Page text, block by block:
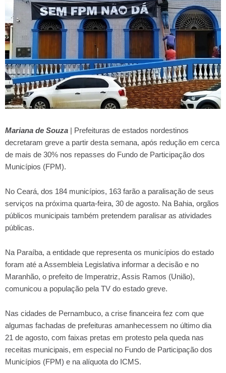
Mariana de Souza | Prefeituras de estados nordestinos
decretaram greve a partir desta semana, após redução em cerca
de mais de 30% nos repasses do Fundo de Participação dos
Municípios (FPM).
No Ceará, dos 184 municípios, 163 farão a paralisação de seus
serviços na próxima quarta-feira, 30 de agosto. Na Bahia, orgãos
públicos municipais também pretendem paralisar as atividades
públicas.
Na Paraíba, a entidade que representa os municípios do estado
foram até a Assembleia Legislativa informar a decisão e no
Maranhão, o prefeito de Imperatriz, Assis Ramos (União),
comunicou a população pela TV do estado greve.
Nas cidades de Pernambuco, a crise financeira fez com que
algumas fachadas de prefeituras amanhecessem no último dia
21 de agosto, com faixas pretas em protesto pela queda nas
receitas municipais, em especial no Fundo de Participação dos
Municípios (FPM) e na alíquota do ICMS.